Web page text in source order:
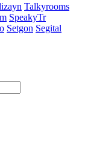
Talkyrooms
SpeakyTr
Setgon Segital